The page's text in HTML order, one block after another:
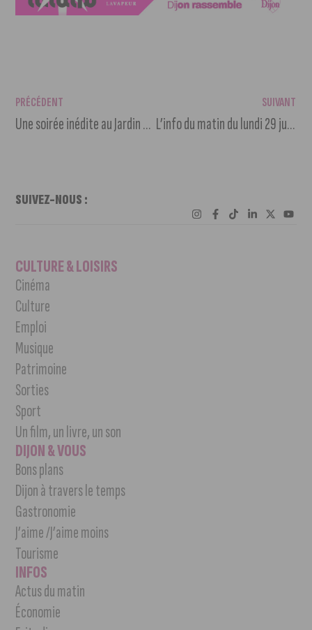
PRÉCÉDENT
Une soirée inédite au Jardin Darcy pour l’ouverture des JO de Paris 2024
SUIVANT
L’info du matin du lundi 29 juillet 2024
SUIVEZ-NOUS :
CULTURE & LOISIRS
Cinéma
Culture
Emploi
Musique
Patrimoine
Sorties
Sport
Un film, un livre, un son
DIJON & VOUS
Bons plans
Dijon à travers le temps
Gastronomie
J’aime /J’aime moins
Tourisme
INFOS
Actus du matin
Économie